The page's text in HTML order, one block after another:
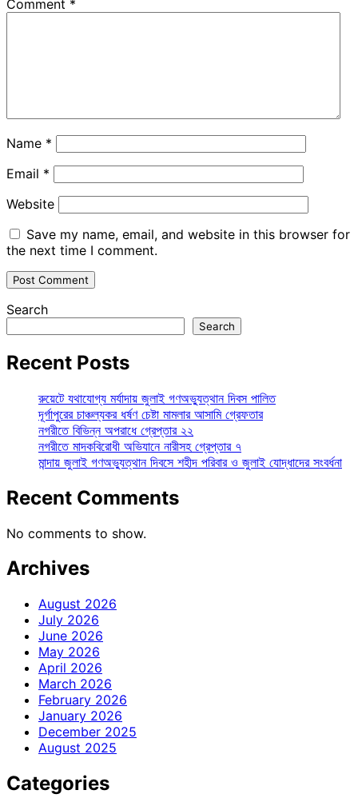
Comment *
Name *
Email *
Website
Save my name, email, and website in this browser for
the next time I comment.
Search
Search
Recent Posts
রুয়েটে যথাযোগ্য মর্যাদায় জুলাই গণঅভ্যুত্থান দিবস পালিত
দূর্গাপুরের চাঞ্চল্যকর ধর্ষণ চেষ্টা মামলার আসামি গ্রেফতার
নগরীতে বিভিন্ন অপরাধে গ্রেপ্তার ২২
নগরীতে মাদকবিরোধী অভিযানে নারীসহ গ্রেপ্তার ৭
মান্দায় জুলাই গণঅভ্যুত্থান দিবসে শহীদ পরিবার ও জুলাই যোদ্ধাদের সংবর্ধনা
Recent Comments
No comments to show.
Archives
August 2026
July 2026
June 2026
May 2026
April 2026
March 2026
February 2026
January 2026
December 2025
August 2025
Categories